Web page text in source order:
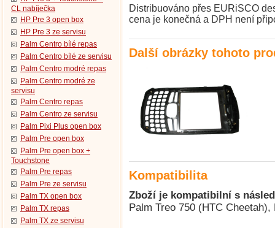
CL nabíječka
HP Pre 3 open box
HP Pre 3 ze servisu
Palm Centro bílé repas
Palm Centro bílé ze servisu
Palm Centro modré repas
Palm Centro modré ze
servisu
Palm Centro repas
Palm Centro ze servisu
Palm Pixi Plus open box
Palm Pre open box
Palm Pre open box +
Touchstone
Palm Pre repas
Palm Pre ze servisu
Palm TX open box
Palm TX repas
Palm TX ze servisu
Distribuováno přes EURiSCO
cena je konečná a DPH není
Další obrázky tohoto
Kompatibilita
Zboží je kompatibilní s
Palm Treo 750 (HTC